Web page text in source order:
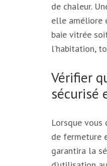
de chaleur.
elle améliore
baie vitrée
l’habitation,
Vérifier
sécurisé
Lorsque vous
de fermeture
garantira la